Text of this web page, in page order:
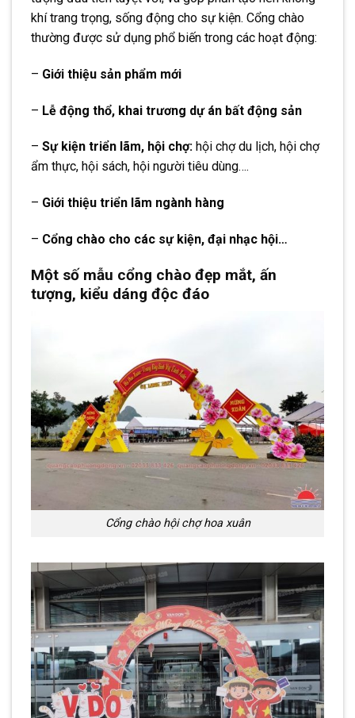
khí trang trọng, sống động cho sự kiện. Cổng chào
thường được sử dụng phổ biến trong các hoạt động:
– Giới thiệu sản phẩm mới
– Lễ động thổ, khai trương dự án bất động sản
– Sự kiện triển lãm, hội chợ: hội chợ du lịch, hội chợ
ẩm thực, hội sách, hội người tiêu dùng….
– Giới thiệu triển lãm ngành hàng
– Cổng chào cho các sự kiện, đại nhạc hội…
Một số mẫu cổng chào đẹp mắt, ấn
tượng, kiểu dáng độc đáo
Cổng chào hội chợ hoa xuân